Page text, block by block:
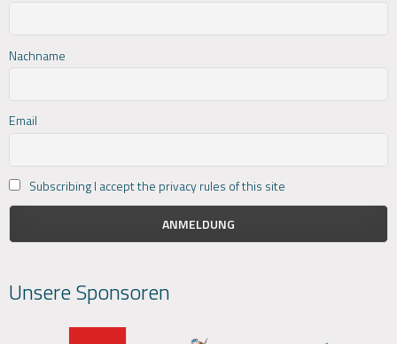
Nachname
Email
Subscribing I accept the privacy rules of this site
Unsere Sponsoren